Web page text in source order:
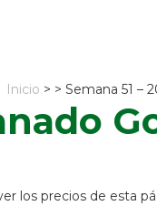
Inicio > > Semana 51 –
los precios de esta